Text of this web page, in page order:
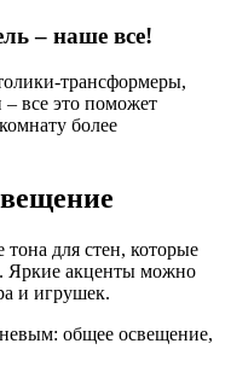
– наше все!
трансформеры,
все это поможет
более
для стен, которые
Яркие акценты можно
и игрушек.
общее освещение,